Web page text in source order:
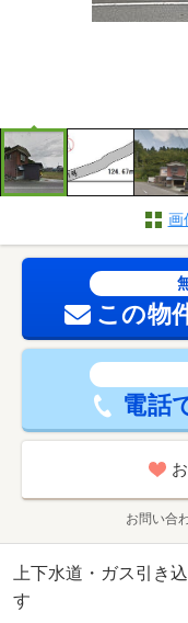
画
この物
電話
お問い合
上下水道・ガス引き
す